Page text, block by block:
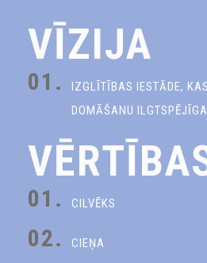
VĪZIJA
01.
IZGLĪTĪBAS IESTĀDE,
DOMĀŠANU
01. CILVĒKS
02. CIEŅA